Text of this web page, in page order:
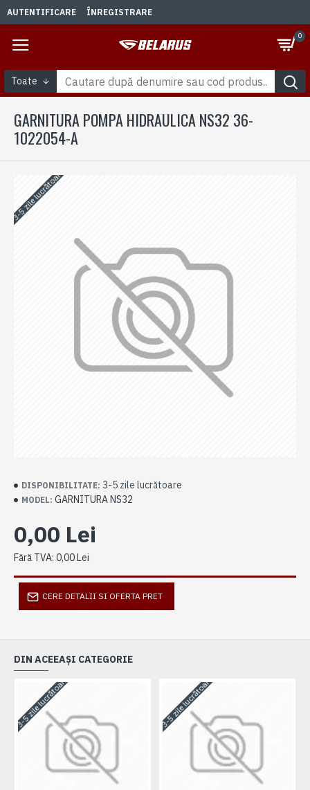
AUTENTIFICARE ÎNREGISTRARE
0
Toate
GARNITURA POMPA HIDRAULICA NS32 36-
1022054-A
3-5 zile lucrătoare
DISPONIBILITATE: 3-5 zile lucrătoare
MODEL: GARNITURA NS32
0,00 Lei
Fără TVA: 0,00 Lei
CERE DETALII SI OFERTA PRET
DIN ACEEAȘI CATEGORIE
3-5 zile lucrătoare 3-5 zile lucrătoare